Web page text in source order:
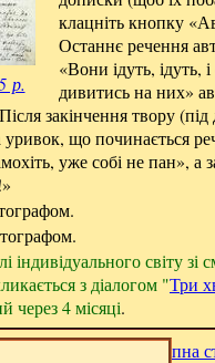
р.
клацніть кнопку
Останнє речення
«Вони ідуть, ідуть,
дивитись на них»
закінчення твору
уривок, що починається
уже собі не пан», а
індивідуального світу зі
з діалогом "Три
через 4 місяці.
Наступна